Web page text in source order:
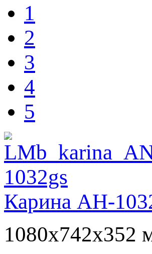
1
2
3
4
5
Карина АН-
1080х742х352